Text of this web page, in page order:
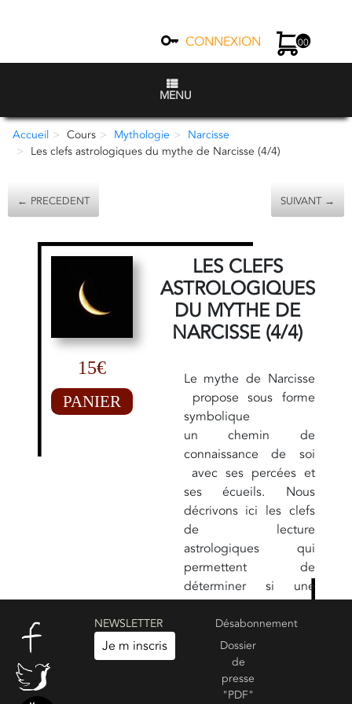
CONNEXION 00
MENU
Accueil Cours Mythologie
Narcisse
Les clefs astrologiques du mythe de Narcisse (4/4)
← PRECEDENT SUIVANT →
15€
PANIER
LES CLEFS
ASTROLOGIQUES
DU MYTHE DE
NARCISSE (4/4)
Le mythe de Narcisse
propose sous forme
symbolique
un chemin de
connaissance de soi
avec ses percées et
ses écueils. Nous
décrivons ici les clefs
de lecture
astrologiques qui
permettent de
déterminer si une
personne a un mythe
Narcisse. Pour aller
plus loin :
Introduction au mythe
de Narcisse
NEWSLETTER
Je m inscris
Désabonnement
Dossier
de
presse
"PDF"